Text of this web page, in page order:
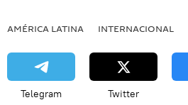
AMÉRICA LATINA INTERNACIONAL
Telegram Twitter